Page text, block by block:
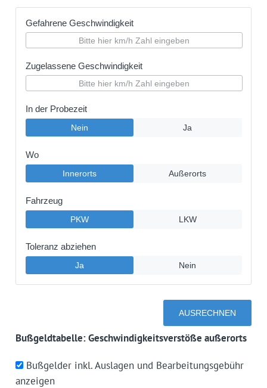
Bußgeldtabelle: Geschwindigkeitsverstöße außerorts
Bußgelder inkl. Auslagen und Bearbeitungsgebühr
anzeigen